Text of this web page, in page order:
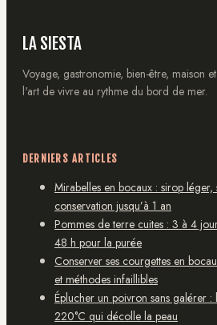
LA SIESTA
Voyage, gastronomie, bien-être, maison
l'art de vivre au rythme du bord de mer.
DERNIERS ARTICLES
Mirabelles en bocaux : sirop
conservation jusqu’à 1 an
Pommes de terre cuites : 3 à 4
48 h pour la purée
Conserver ses courgettes en
et méthodes infaillibles
Éplucher un poivron sans galérer
220°C qui décolle la peau